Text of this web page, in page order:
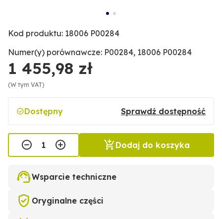
Kod produktu: 18006 P00284
Numer(y) porównawcze: P00284, 18006 P00284
1 455,98 zł
(W tym VAT)
Dostępny Sprawdź dostępność
Dodaj do koszyka
Wsparcie techniczne
Oryginalne części